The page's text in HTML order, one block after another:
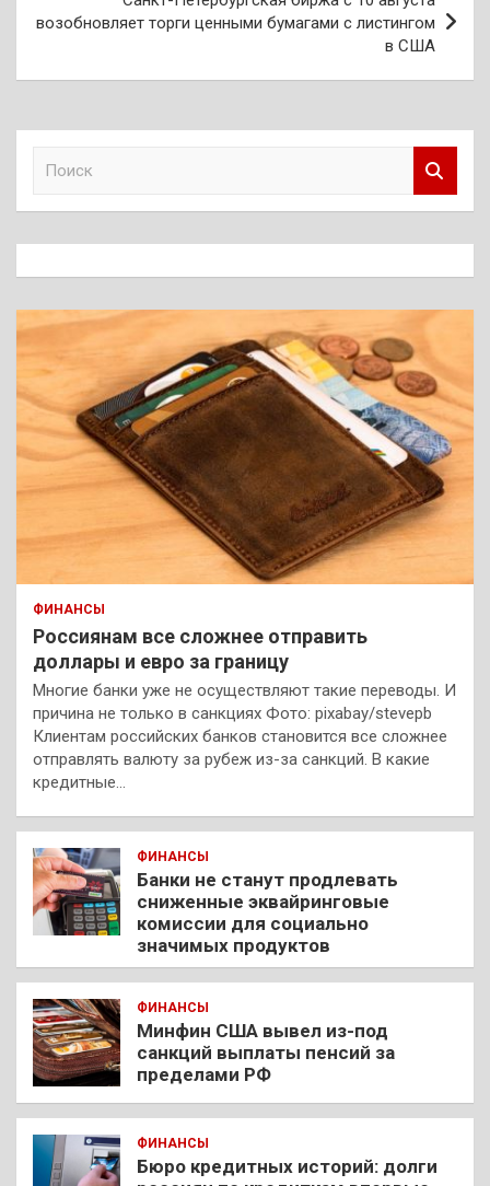
возобновляет торги ценными бумагами с листингом
в США
к
ФИНАНСЫ
Россиянам все сложнее отправить
доллары и евро за границу
Многие банки уже не осуществляют такие переводы. И
причина не только в санкциях Фото: pixabay/stevepb
Клиентам российских банков становится все сложнее
отправлять валюту за рубеж из-за санкций. В какие
кредитные…
ФИНАНСЫ
Банки не станут продлевать
сниженные эквайринговые
комиссии для социально
значимых продуктов
ФИНАНСЫ
Минфин США вывел из-под
санкций выплаты пенсий за
пределами РФ
ФИНАНСЫ
Бюро кредитных историй: долги